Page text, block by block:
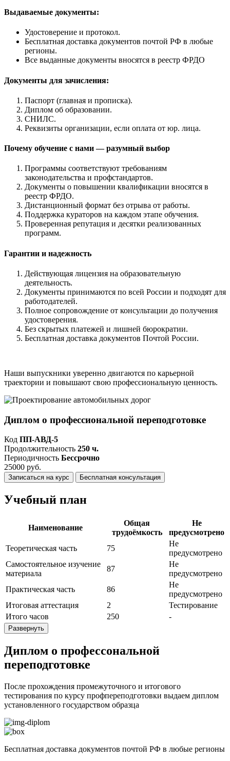
Выдаваемые документы:
Удостоверение и протокол.
Бесплатная доставка документов почтой РФ в любые
регионы.
Все выданные документы вносятся в реестр ФРДО
Документы для зачисления:
Паспорт (главная и прописка).
Диплом об образовании.
СНИЛС.
Реквизиты организации, если оплата от юр. лица.
Почему обучение с нами — разумный выбор
Программы соответствуют требованиям
законодательства и профстандартов.
Документы о повышении квалификации вносятся в
реестр ФРДО.
Дистанционный формат без отрыва от работы.
Поддержка кураторов на каждом этапе обучения.
Проверенная репутация и десятки реализованных
программ.
Гарантии и надежность
Действующая лицензия на образовательную
деятельность.
Документы принимаются по всей России и подходят для
работодателей.
Полное сопровождение от консультации до получения
удостоверения.
Без скрытых платежей и лишней бюрократии.
Бесплатная доставка документов Почтой России.
Наши выпускники уверенно двигаются по карьерной
траектории и повышают свою профессиональную ценность.
Диплом о профессиональной переподготовке
Код ПП-АВД-5
Продолжительность 250 ч.
Периодичность Бессрочно
25000 руб.
Записаться на курс Бесплатная консультация
Учебный план
Наименование
Общая
трудоёмкость
Не
предусмотрено
Теоретическая часть
75
Не
предусмотрено
Самостоятельное изучение
материала
87
Не
предусмотрено
Практическая часть
86
Не
предусмотрено
Итоговая аттестация
2
Тестирование
Итого часов
250 -
Развернуть
Диплом о профессональной
переподготовке
После прохождения промежуточного и итогового
тестирования по курсу профпереподготовки выдаем диплом
установленного государством образца
Бесплатная доставка документов почтой РФ в любые регионы